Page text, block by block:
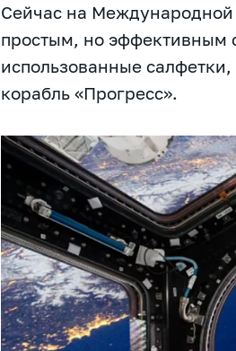
Сейчас на Международной
простым, но эффективным
использованные
корабль «Прогресс».